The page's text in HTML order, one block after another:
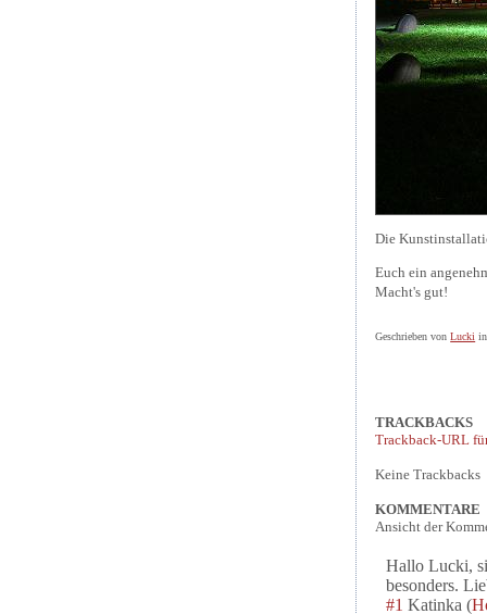
Die
Euch ein
Macht's gut!
Geschrieben vonLucki
TRACKBACKS
Trackback-URL
Keine Trackbacks
KOMMENTARE
Ansicht der
Hallo Lucki,
besonders.
#1 Katinka(